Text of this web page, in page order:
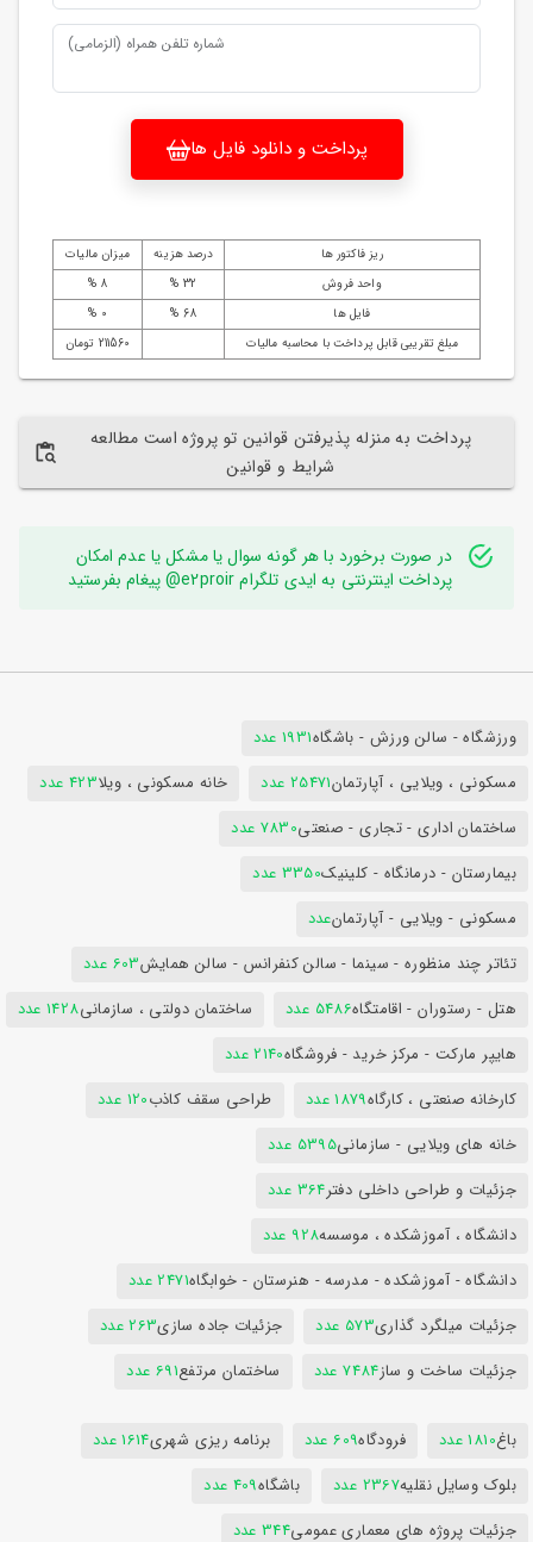
شماره تلفن همراه (الزمامی)
پرداخت و دانلود فایل ها
ریز فاکتور ها درصد هزینه
میزان مالیات
واحد فروش
32 %
8 %
فایل ها
68 %
0 %
مبلغ تقریبی قابل پرداخت با محاسبه مالیات
211560 تومان
پرداخت به منزله پذیرفتن قوانین تو پروژه است مطالعه
شرایط و قوانین
در صورت برخورد با هر گونه سوال یا مشکل یا عدم امکان
پرداخت اینترنتی به ایدی تلگرام e2proir@ پیغام بفرستید
ورزشگاه - سالن ورزش - باشگاه1931 عدد
مسکونی ، ویلایی ، آپارتمان25471 عدد خانه مسکونی ، ویلا423 عدد
ساختمان اداری - تجاری - صنعتی7830 عدد
بیمارستان - درمانگاه - کلینیک3350 عدد
مسکونی - ویلایی - آپارتمانعدد
تئاتر چند منظوره - سینما - سالن کنفرانس - سالن همایش603 عدد
هتل - رستوران - اقامتگاه5486 عدد ساختمان دولتی ، سازمانی1428 عدد
هایپر مارکت - مرکز خرید - فروشگاه2140 عدد
کارخانه صنعتی ، کارگاه1879 عدد طراحی سقف کاذب120 عدد
خانه های ویلایی - سازمانی5395 عدد
جزئیات و طراحی داخلی دفتر364 عدد
دانشگاه ، آموزشکده ، موسسه928 عدد
دانشگاه - آموزشکده - مدرسه - هنرستان - خوابگاه2471 عدد
جزئیات میلگرد گذاری573 عدد جزئیات جاده سازی263 عدد
جزئیات ساخت و ساز7484 عدد ساختمان مرتفع691 عدد
باغ1810 عدد فرودگاه609 عدد برنامه ریزی شهری1614 عدد
بلوک وسایل نقلیه2367 عدد باشگاه409 عدد
جزئیات پروژه های معماری عمومی344 عدد